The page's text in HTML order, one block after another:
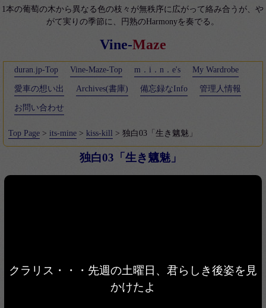
1本の葡萄の木から異なる色の枝々が無秩序に広がって絡み合うが、や
がて実りの季節に、円熟のHarmonyを奏でる。
Vine-Maze
duran.jp-Top Vine-Maze-Top m．i．n．e's My Wardrobe
愛車の想い出 Archives(書庫) 備忘録なInfo 管理人情報
お問い合わせ
Top Page >its-mine >kiss-kill > 独白03「生き魑魅」
独白03「生き魑魅」
クラリス・・・先週の土曜日、君らしき後姿を見
かけたよ